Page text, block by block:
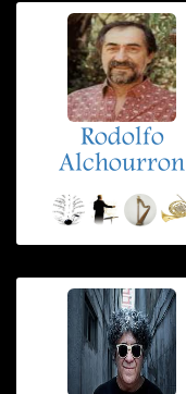
Rodolfo
Alchourron